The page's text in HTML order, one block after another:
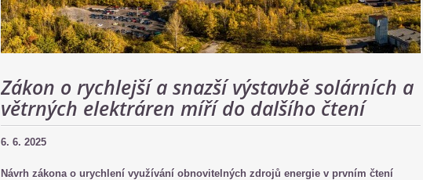
Zákon o rychlejší a snazší výstavbě solárních a
větrných elektráren míří do dalšího čtení
6. 6. 2025
Návrh zákona o urychlení využívání obnovitelných zdrojů energie v prvním čtení